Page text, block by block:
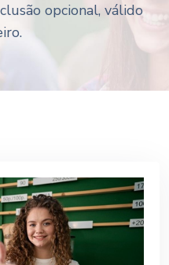
opcional, válido